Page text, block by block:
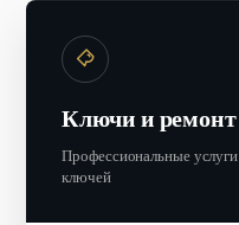
Ключи и ремонт
Профессиональные
ключей